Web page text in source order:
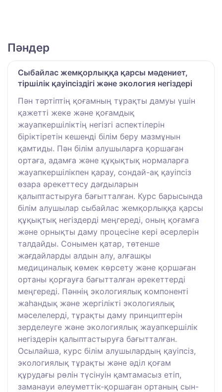
Пәндер
Сыбайлас жемқорлыққа қарсы мәдениет,
тіршілік қауіпсіздігі және экология негіздері
Пән тәртіптің қоғамның тұрақты дамуы үшін
қажетті жеке және қоғамдық
жауапкершіліктің негізгі аспектілерін
біріктіретін кешенді білім беру мазмұнын
қамтиды. Пән білім алушыларға қоршаған
ортаға, адамға және құқықтық нормаларға
жауапкершілікпен қарау, сондай-ақ қауіпсіз
өзара әрекеттесу дағдыларын
қалыптастыруға бағытталған. Курс барысында
білім алушылар сыбайлас жемқорлыққа қарсы
құқықтық негіздерді меңгереді, оның қоғамға
және орнықты даму процесіне кері әсерлерін
талдайды. Сонымен қатар, төтенше
жағдайларды алдын алу, алғашқы
медициналық көмек көрсету және қоршаған
ортаны қорғауға бағытталған әрекеттерді
меңгереді. Пәннің экологиялық компоненті
жаһандық және жергілікті экологиялық
мәселелерді, тұрақты даму принциптерін
зерделеуге және экологиялық жауапкершілік
негіздерін қалыптастыруға бағытталған.
Осылайша, курс білім алушылардың қауіпсіз,
экологиялық тұрақты және әділ қоғам
құрудағы рөлін түсінуін қамтамасыз етіп,
заманауи әлеуметтік-қоршаған ортаның сын-